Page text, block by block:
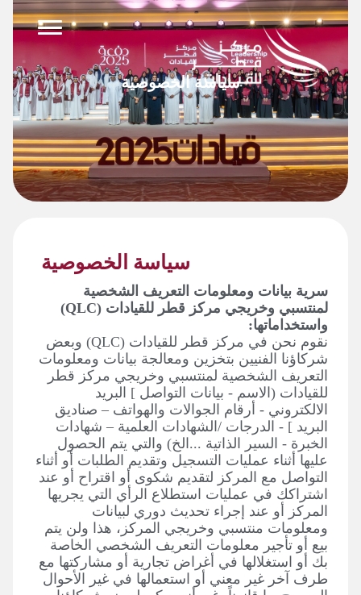
سياسة الخصوصية
سياسة الخصوصية
سرية بيانات ومعلومات التعريف الشخصية
لمنتسبي وخريجي مركز قطر للقيادات (QLC)
واستخداماتها:
نقوم نحن في مركز قطر للقيادات (QLC) وبعض
شركاؤنا الفنيين بتخزين ومعالجة بيانات ومعلومات
التعريف الشخصية لمنتسبي وخريجي مركز قطر
للقيادات (الاسم - بيانات التواصل ] البريد
الالكتروني - أرقام الجوالات والهواتف – صناديق
البريد ] - الدرجات /الشهادات العلمية – شهادات
الخبرة - السير الذاتية ...الخ) والتي يتم الحصول
عليها أثناء عمليات التسجيل وتقديم الطلبات أو أثناء
التواصل مع المركز لتقديم شكوى أو اقتراح أو عند
اشتراكك في عمليات استطلاع الرأي التي يجريها
المركز أو عند إجراء تحديث دوري لبيانات
ومعلومات منتسبي وخريجي المركز، هذا ولن يتم
بيع أو تأجير معلومات التعريف الشخصي الخاصة
بك أو استغلالها في أغراض تجارية أو مشاركتها مع
طرف آخر غير معني أو استعمالها في غير الأحوال